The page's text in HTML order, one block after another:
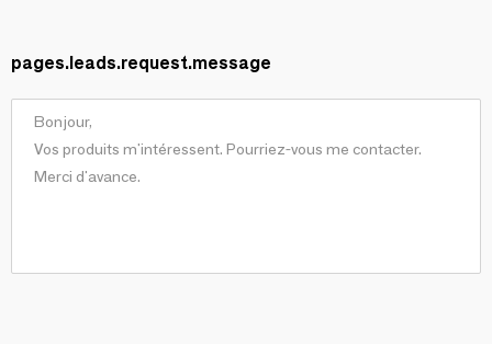
pages.leads.request.message